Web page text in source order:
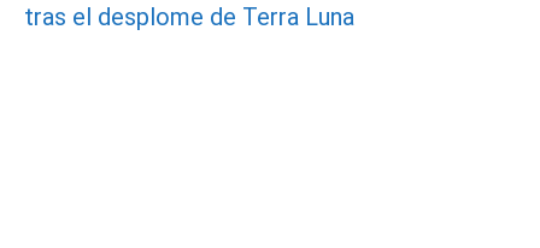
tras el desplome de Terra Luna